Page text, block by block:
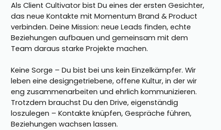
Als Client Cultivator bist Du eines der ersten Gesichter,
das neue Kontakte mit Momentum Brand & Product
verbinden. Deine Mission: neue Leads finden, echte
Beziehungen aufbauen und gemeinsam mit dem
Team daraus starke Projekte machen.
Keine Sorge – Du bist bei uns kein Einzelkämpfer. Wir
leben eine designgetriebene, offene Kultur, in der wir
eng zusammenarbeiten und ehrlich kommunizieren.
Trotzdem brauchst Du den Drive, eigenständig
loszulegen – Kontakte knüpfen, Gespräche führen,
Beziehungen wachsen lassen.